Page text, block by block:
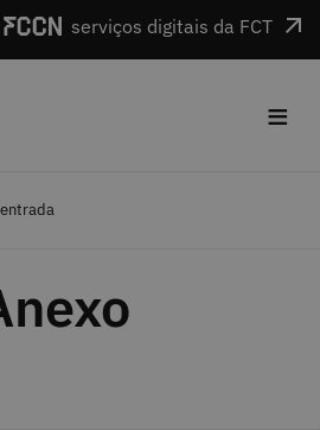
serviços digitais da FCT
≡